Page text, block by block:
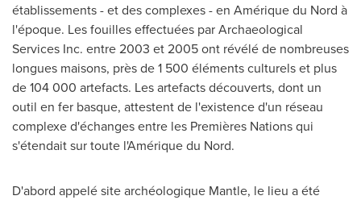
établissements - et des complexes - en Amérique du Nord à
l'époque. Les fouilles effectuées par Archaeological
Services Inc. entre2003 et2005 ont révélé de nombreuses
longues maisons, près de 1 500 éléments culturels et plus
de 104 000 artefacts. Les artefacts découverts, dont un
outil en fer basque, attestent de l'existence d'un réseau
complexe d'échanges entre les Premières Nations qui
s'étendait sur toute l'Amérique du Nord.
D'abord appelé site archéologique Mantle, le lieu a été